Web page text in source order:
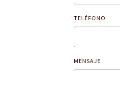
TELÉFONO
MENSAJE